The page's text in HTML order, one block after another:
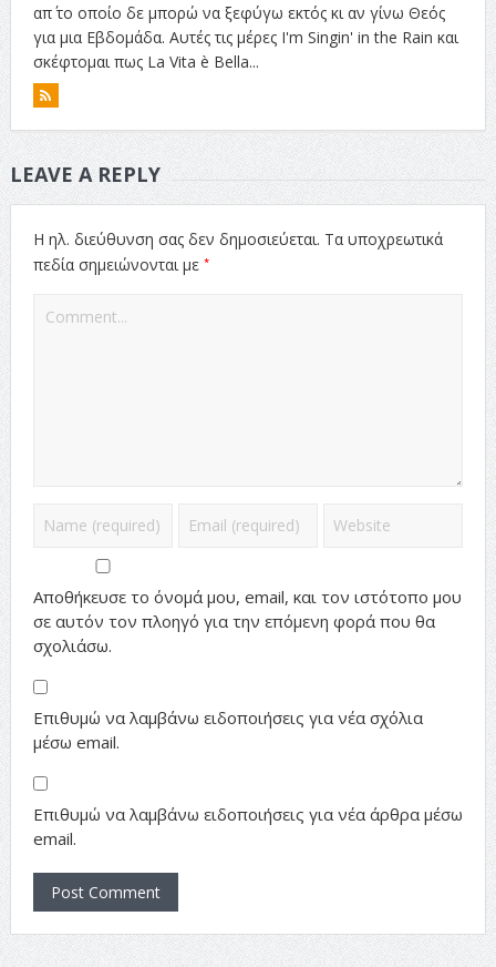
απ΄ το οποίο δε μπορώ να ξεφύγω εκτός κι αν γίνω Θεός
για μια Εβδομάδα. Αυτές τις μέρες I'm Singin' in the Rain και
σκέφτομαι πως La Vita è Bella...
LEAVE A REPLY
Η ηλ. διεύθυνση σας δεν δημοσιεύεται. Τα υποχρεωτικά
πεδία σημειώνονται με *
Αποθήκευσε το όνομά μου, email, και τον ιστότοπο μου
σε αυτόν τον πλοηγό για την επόμενη φορά που θα
σχολιάσω.
Επιθυμώ να λαμβάνω ειδοποιήσεις για νέα σχόλια
μέσω email.
Επιθυμώ να λαμβάνω ειδοποιήσεις για νέα άρθρα μέσω
email.